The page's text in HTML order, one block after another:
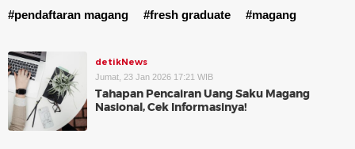
#pendaftaran magang
#fresh graduate #magang
detikNews
Jumat, 23 Jan 2026 17:21 WIB
Tahapan Pencairan Uang Saku Magang
Nasional, Cek Informasinya!